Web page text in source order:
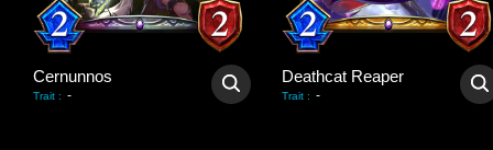
Cernunnos
Trait : -
Deathcat Reaper
Trait : -